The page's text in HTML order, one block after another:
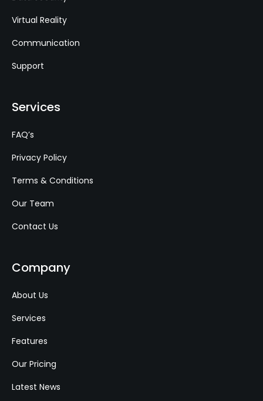
Virtual Reality
Communication
Support
Services
FAQ’s
Privacy Policy
Terms & Conditions
Our Team
Contact Us
Company
About Us
Services
Features
Our Pricing
Latest News